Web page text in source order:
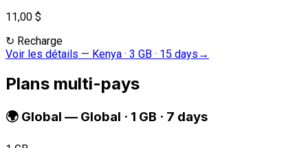
11,00 $
↻ Recharge
Voir les détails — Kenya · 3 GB · 15 days →
Plans multi-pays
🌍 Global — Global · 1 GB · 7 days